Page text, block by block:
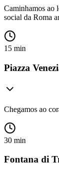
Caminhamos ao
social da Roma
15 min
Piazza
Chegamos ao
30 min
Fontana di